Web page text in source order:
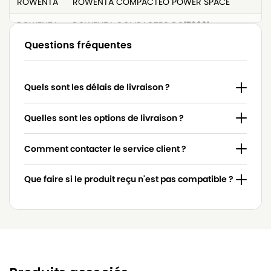
ROWENTA
ROWENTA COMPACTEO RO172601
ROWENTA
ROWENTA COMPACTEO RO173301
ROWENTA
ROWENTA COMPACTEO UPGRADE RO176701
ROWENTA
ROWENTA COMPACTEO UPGRADE RO177301
ROWENTA
ROWENTA City Space RO2465WA
ROWENTA
ROWENTA City Space RO2614EA
ROWENTA
ROWENTA Compacteo RO173601
Questions fréquentes
Quels sont les délais de livraison ?
Quelles sont les options de livraison ?
Comment contacter le service client ?
Que faire si le produit reçu n'est pas compatible ?